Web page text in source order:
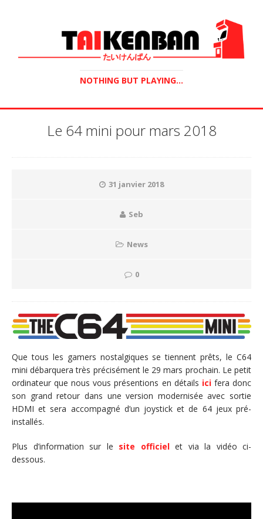
NOTHING BUT PLAYING...
Le 64 mini pour mars 2018
31 janvier 2018
Seb
News
0
Que tous les gamers nostalgiques se tiennent prêts, le C64
mini débarquera très précisément le 29 mars prochain. Le petit
ordinateur que nous vous présentions en détails icifera donc
son grand retour dans une version modernisée avec sortie
HDMI et sera accompagné d’un joystick et de 64 jeux pré-
installés.
Plus d’information sur le site officielet via la vidéo ci-
dessous.